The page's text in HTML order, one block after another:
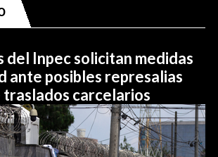
del Inpec solicitan medidas
ante posibles represalias
traslados carcelarios